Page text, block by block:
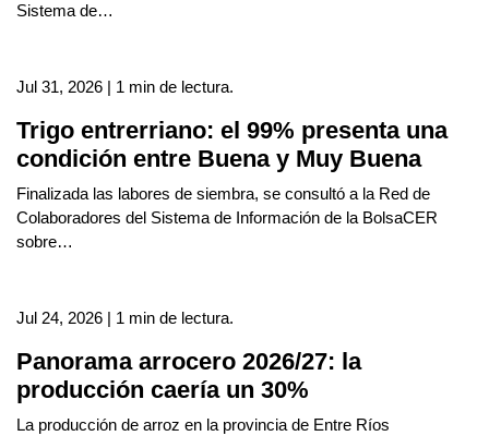
Sistema de…
Jul 31, 2026 | 1 min de lectura.
Trigo entrerriano: el 99% presenta una
condición entre Buena y Muy Buena
Finalizada las labores de siembra, se consultó a la Red de
Colaboradores del Sistema de Información de la BolsaCER
sobre…
Jul 24, 2026 | 1 min de lectura.
Panorama arrocero 2026/27: la
producción caería un 30%
La producción de arroz en la provincia de Entre Ríos